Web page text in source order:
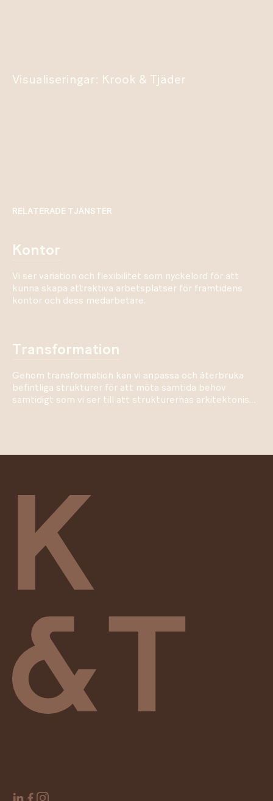
Visualiseringar: Krook & Tjäder
RELATERADE TJÄNSTER
kontor
Vi ser variation och flexibilitet som nyckelord för att
kunna skapa attraktiva arbetsplatser för framtidens
kontor och dess medarbetare.
transformation
Genom transformation kan vi anpassa och återbruka
befintliga strukturer för att möta samtida behov
samtidigt som vi ser till att strukturernas arkitektoniska